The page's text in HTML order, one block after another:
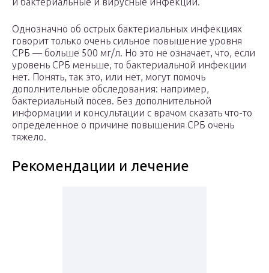
Однозначно об острых бактериальных инфекциях
говорит только очень сильное повышение уровня
СРБ — больше 500 мг/л. Но это не означает, что, если
уровень СРБ меньше, то бактериальной инфекции
нет. Понять, так это, или нет, могут помочь
дополнительные обследования: например,
бактериальный посев. Без дополнительной
информации и консультации с врачом сказать что-то
определенное о причине повышения СРБ очень
тяжело.
Рекомендации и лечение